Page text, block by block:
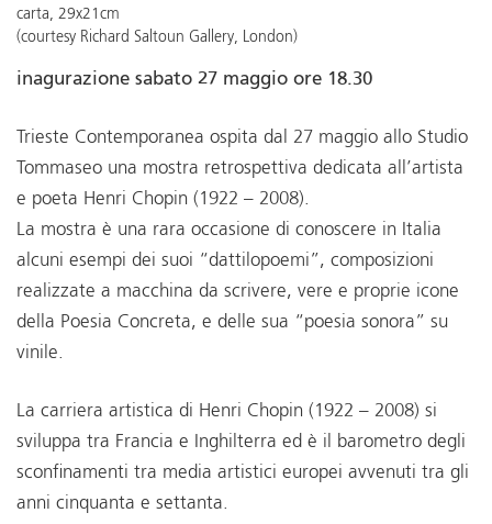
carta, 29x21cm
(courtesy Richard Saltoun Gallery, London)
inagurazione sabato 27 maggio ore 18.30
Trieste Contemporanea ospita dal 27 maggio allo Studio
Tommaseo una mostra retrospettiva dedicata all’artista
e poeta Henri Chopin (1922 – 2008).
La mostra è una rara occasione di conoscere in Italia
alcuni esempi dei suoi “dattilopoemi”, composizioni
realizzate a macchina da scrivere, vere e proprie icone
della Poesia Concreta, e delle sua “poesia sonora” su
vinile.
La carriera artistica di Henri Chopin (1922 – 2008) si
sviluppa tra Francia e Inghilterra ed è il barometro degli
sconfinamenti tra media artistici europei avvenuti tra gli
anni cinquanta e settanta.